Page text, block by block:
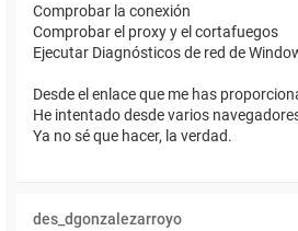
Comprobar la conexión
Comprobar el proxy y el cortafuegos
Ejecutar Diagnósticos de red de
Desde el enlace que me has
He intentado desde varios
Ya no sé que hacer, la verdad.
des_dgonzalezarroyo